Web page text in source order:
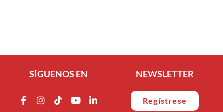
SÍGUENOS EN NEWSLETTER
Regístrese